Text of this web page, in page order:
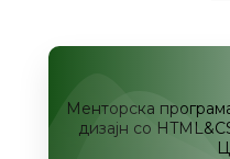
Менторска
дизајн со